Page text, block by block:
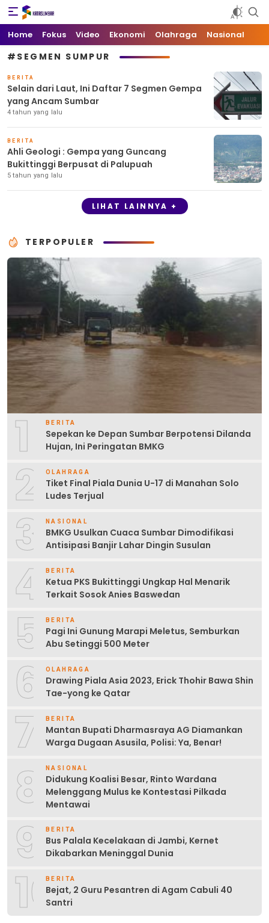
Kata Sumbar
Berita Sumbar Hari Ini
Home Fokus Video Ekonomi Olahraga Nasional
#SEGMEN SUMPUR
BERITA
Selain dari Laut, Ini Daftar 7 Segmen Gempa
yang Ancam Sumbar
4 tahun yang lalu
BERITA
Ahli Geologi : Gempa yang Guncang
Bukittinggi Berpusat di Palupuah
5 tahun yang lalu
LIHAT LAINNYA +
TERPOPULER
1 BERITA
Sepekan ke Depan Sumbar Berpotensi Dilanda
Hujan, Ini Peringatan BMKG
2 OLAHRAGA
Tiket Final Piala Dunia U-17 di Manahan Solo
Ludes Terjual
3 NASIONAL
BMKG Usulkan Cuaca Sumbar Dimodifikasi
Antisipasi Banjir Lahar Dingin Susulan
4 BERITA
Ketua PKS Bukittinggi Ungkap Hal Menarik
Terkait Sosok Anies Baswedan
5 BERITA
Pagi Ini Gunung Marapi Meletus, Semburkan
Abu Setinggi 500 Meter
6 OLAHRAGA
Drawing Piala Asia 2023, Erick Thohir Bawa Shin
Tae-yong ke Qatar
7 BERITA
Mantan Bupati Dharmasraya AG Diamankan
Warga Dugaan Asusila, Polisi: Ya, Benar!
8 NASIONAL
Didukung Koalisi Besar, Rinto Wardana
Melenggang Mulus ke Kontestasi Pilkada
Mentawai
9 BERITA
Bus Palala Kecelakaan di Jambi, Kernet
Dikabarkan Meninggal Dunia
10BERITA
Bejat, 2 Guru Pesantren di Agam Cabuli 40
Santri